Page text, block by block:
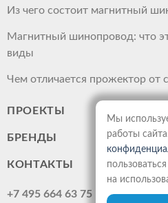
Из чего состоит магнитный
Магнитный шинопровод: что
виды
Чем отличается прожектор от
ПРОЕКТЫ
БРЕНДЫ
КОНТАКТЫ
+7 495 664 63 75
Мы
работы
на